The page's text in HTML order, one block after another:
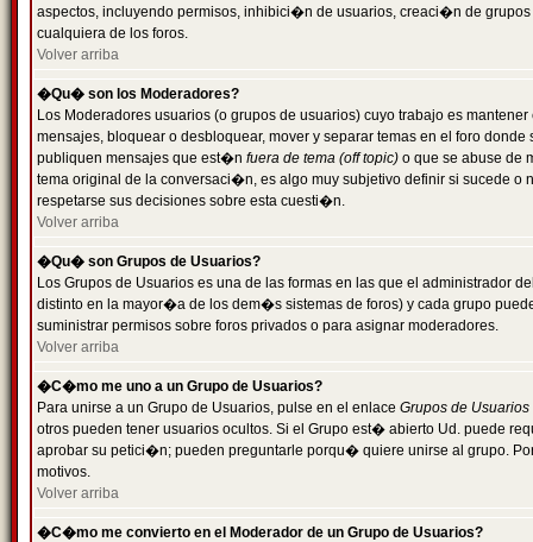
aspectos, incluyendo permisos, inhibici�n de usuarios, creaci�n de
cualquiera de los foros.
Volver arriba
�Qu� son los Moderadores?
Los Moderadores usuarios (o grupos de usuarios) cuyo trabajo es
mensajes, bloquear o desbloquear, mover y separar temas en el foro
publiquen mensajes que est�n fuera de tema (off topic) o que se abuse de
tema original de la conversaci�n, es algo muy subjetivo definir si sucede
respetarse sus decisiones sobre esta cuesti�n.
Volver arriba
�Qu� son Grupos de Usuarios?
Los Grupos de Usuarios es una de las formas en las que el administrador
distinto en la mayor�a de los dem�s sistemas de foros) y cada grupo
suministrar permisos sobre foros privados o para asignar moderadores.
Volver arriba
�C�mo me uno a un Grupo de Usuarios?
Para unirse a un Grupo de Usuarios, pulse en el enlace Grupos de Usuarios
otros pueden tener usuarios ocultos. Si el Grupo est� abierto Ud. puede
aprobar su petici�n; pueden preguntarle porqu� quiere unirse al grupo.
motivos.
Volver arriba
�C�mo me convierto en el Moderador de un Grupo de Usuarios?